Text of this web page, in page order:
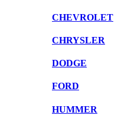
CHEVROLET
CHRYSLER
DODGE
FORD
HUMMER